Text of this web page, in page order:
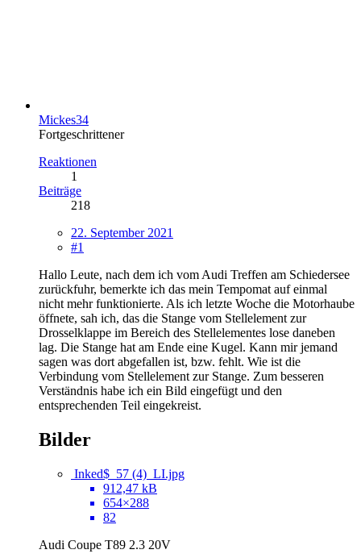
Mickes34
Fortgeschrittener
Reaktionen
1
Beiträge
218
22. September 2021
#1
Hallo Leute, nach dem ich vom Audi Treffen am Schiedersee
zurückfuhr, bemerkte ich das mein Tempomat auf einmal
nicht mehr funktionierte. Als ich letzte Woche die Motorhaube
öffnete, sah ich, das die Stange vom Stellelement zur
Drosselklappe im Bereich des Stellelementes lose daneben
lag. Die Stange hat am Ende eine Kugel. Kann mir jemand
sagen was dort abgefallen ist, bzw. fehlt. Wie ist die
Verbindung vom Stellelement zur Stange. Zum besseren
Verständnis habe ich ein Bild eingefügt und den
entsprechenden Teil eingekreist.
Bilder
Inked$_57 (4)_LI.jpg
912,47 kB
654×288
82
Audi Coupe T89 2.3 20V